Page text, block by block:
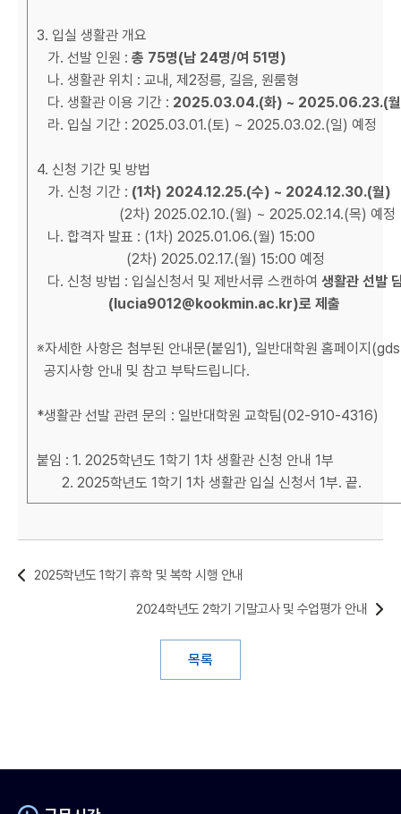
3. 입실 생활관 개요
가. 선발 인원 : 총 75명(남 24명/여 51명)
나. 생활관 위치 : 교내, 제2정릉, 길음, 원룸형
다. 생활관 이용 기간 : 2025.03.04.(화) ~ 2025.06.23.(월
라. 입실 기간 : 2025.03.01.(토) ~ 2025.03.02.(일) 예정
4. 신청 기간 및 방법
가. 신청 기간 : (1차) 2024.12.25.(수) ~ 2024.12.30.(월)
(2차) 2025.02.10.(월) ~ 2025.02.14.(목) 예정
나. 합격자 발표 : (1차) 2025.01.06.(월) 15:00
(2차) 2025.02.17.(월) 15:00 예정
다. 신청 방법 : 입실신청서 및 제반서류 스캔하여 생활관 선발
(lucia9012@kookmin.ac.kr)로 제출
※자세한 사항은 첨부된 안내문(붙임1), 일반대학원 홈페이지
공지사항 안내 및 참고 부탁드립니다.
*생활관 선발 관련 문의 : 일반대학원 교학팀(02-910-4316)
붙임 : 1. 2025학년도 1학기 1차 생활관 신청 안내 1부
2. 2025학년도 1학기 1차 생활관 입실 신청서 1부. 끝.
2025학년도 1학기 휴학 및 복학 시행 안내
목록
2024학년도 2학기 기말고사 및 수업평가 안내